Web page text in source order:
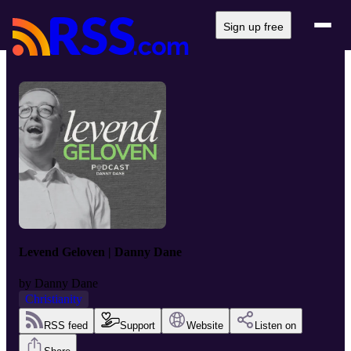
Sign up free
Levend Geloven | Danny Dane
by Danny Dane
Christianity
RSS feed Support Website Listen on